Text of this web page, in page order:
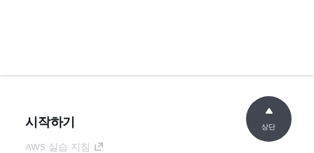
시작하기
AWS 실습 지침
상단